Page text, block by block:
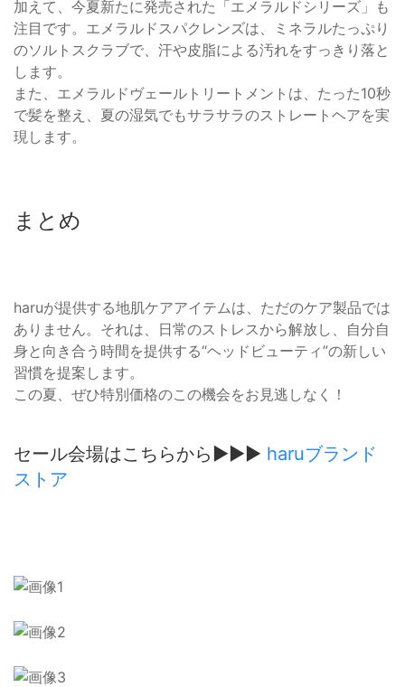
加えて、今夏新たに発売された「エメラルドシリーズ」も
注目です。エメラルドスパクレンズは、ミネラルたっぷり
のソルトスクラブで、汗や皮脂による汚れをすっきり落と
します。
また、エメラルドヴェールトリートメントは、たった10秒
で髪を整え、夏の湿気でもサラサラのストレートヘアを実
現します。
まとめ
haruが提供する地肌ケアアイテムは、ただのケア製品では
ありません。それは、日常のストレスから解放し、自分自
身と向き合う時間を提供する“ヘッドビューティ”の新しい
習慣を提案します。
この夏、ぜひ特別価格のこの機会をお見逃しなく！
セール会場はこちらから▶▶▶ haruブランド
ストア